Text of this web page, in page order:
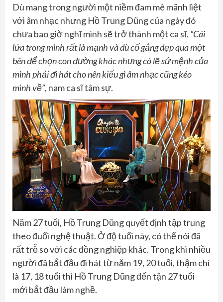
Dù mang trong người một niềm đam mê mãnh liệt
với âm nhạc nhưng Hồ Trung Dũng của ngày đó
chưa bao giờ nghĩ mình sẽ trở thành một ca sĩ. “Cái
lửa trong mình rất là mạnh và dù cố gắng dẹp qua một
bên để chọn con đường khác nhưng có lẽ sứ mệnh của
mình phải đi hát cho nên kiểu gì âm nhạc cũng kéo
mình về”, nam ca sĩ tâm sự.
Năm 27 tuổi, Hồ Trung Dũng quyết định tập trung
theo đuổi nghệ thuật. Ở độ tuổi này, có thể nói đã
rất trễ so với các đồng nghiệp khác. Trong khi nhiều
người đã bắt đầu đi hát từ năm 19, 20 tuổi, thậm chí
là 17, 18 tuổi thì Hồ Trung Dũng đến tận 27 tuổi
mới bắt đầu làm nghề.